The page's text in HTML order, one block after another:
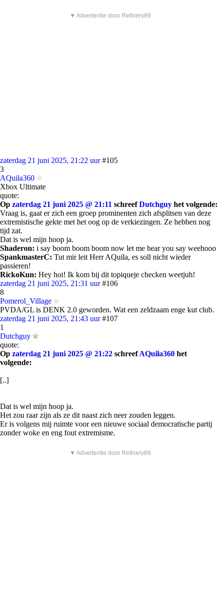
▼ Advertentie door Refinery89
zaterdag 21 juni 2025, 21:22 uur #105
3
AQuila360
Xbox Ultimate
quote:
Op zaterdag 21 juni 2025 @ 21:11 schreefDutchguy het volgende:
Vraag is, gaat er zich een groep prominenten zich afsplitsen van deze
extremistische gekte met het oog op de verkiezingen. Ze hebben nog
tijd zat.
Dat is wel mijn hoop ja.
Shaderon: i say boom boom boom now let me hear you say weehooo
SpankmasterC: Tut mir leit Herr AQuila, es soll nicht wieder
passieren!
RickoKun: Hey hoi! Ik kom bij dit topiqueje checken weetjuh!
zaterdag 21 juni 2025, 21:31 uur #106
8
Pomerol_Village
PVDA/GL is DENK 2.0 geworden. Wat een zeldzaam enge kut club.
zaterdag 21 juni 2025, 21:43 uur #107
1
Dutchguy
quote:
Op zaterdag 21 juni 2025 @ 21:22 schreefAQuila360 het
volgende:
[..]
Dat is wel mijn hoop ja.
Het zou raar zijn als ze dit naast zich neer zouden leggen.
Er is volgens mij ruimte voor een nieuwe sociaal democratische partij
zonder woke en eng fout extremisme.
▼ Advertentie door Refinery89